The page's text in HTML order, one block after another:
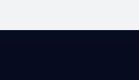
Oliveros